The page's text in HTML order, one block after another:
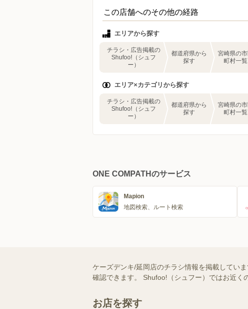
この店舗へのその他の経路
エリアから探す
チラシ・広告掲載の
Shufoo!（シュフ
ー）
都道府県から
探す
宮崎県の
町村一覧
エリア×カテゴリから探す
チラシ・広告掲載の
Shufoo!（シュフ
ー）
都道府県から
探す
宮崎県の
町村一覧
ONE COMPATHのサービス
Mapion
地図検索、ルート検索
ケーズデンキ/延岡店のチラシ情報を掲載してい
確認できます。 Shufoo!（シュフー）ではお近く
お店を探す